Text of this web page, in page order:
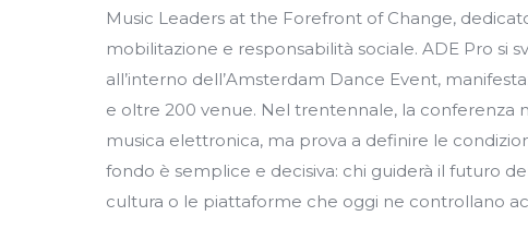
Music Leaders at the Forefront of Change,
mobilitazione e responsabilità sociale. ADE Pro si
all’interno dell’Amsterdam Dance Event,
e oltre 200 venue. Nel trentennale, la conferenza
musica elettronica, ma prova a definire le
fondo è semplice e decisiva: chi guiderà il futuro
cultura o le piattaforme che oggi ne controllano